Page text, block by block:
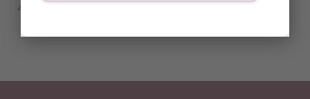
40.00